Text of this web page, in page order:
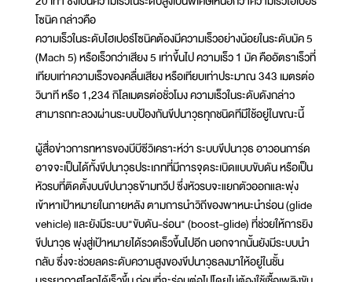
โซนิค กล่าวคือ
ความเร็วในระดับไฮเปอร์โซนิคต้องมีความเร็วอย่างน้อยในระดับมัค 5
(Mach 5) หรือเร็วกว่าเสียง 5 เท่าขึ้นไป ความเร็ว 1 มัค คืออัตราเร็วที่
เทียบเท่าความเร็วของคลื่นเสียง หรือเทียบเท่าประมาณ 343 เมตรต่อ
วินาที หรือ 1,234 กิโลเมตรต่อชั่วโมง ความเร็วในระดับดังกล่าว
สามารถทะลวงผ่านระบบป้องกันขีปนาวุธทุกชนิดทีมีใช้อยู่ในขณะนี้
ผู้สื่อข่าวการทหารของบีบีซีวิเคราะห์ว่า ระบบขีปนาวุธ อาวอนการ์ด
อาจจะเป็นได้ทั้งขีปนาวุธประเภทที่มีการจุดระเบิดแบบขับดัน หรือเป็น
หัวรบที่ติดตั้งบนขีปนาวุธข้ามทวีป ซึ่งหัวรบจะแยกตัวออกและพุ่ง
เข้าหาเป้าหมายในภายหลัง ตามการนำวิถีของพาหนะนำร่อน (glide
vehicle) และยังมีระบบ"ขับดัน-ร่อน" (boost-glide) ที่ช่วยให้การยิง
ขีปนาวุธ พุ่งสู่เป้าหมายได้รวดเร็วขึ้นไปอีก นอกจากนั้นยังมีระบบนำ
กลับ ซึ่งจะช่วยลดระดับความสูงของขีปนาวุธลงมาให้อยู่ในชั้น